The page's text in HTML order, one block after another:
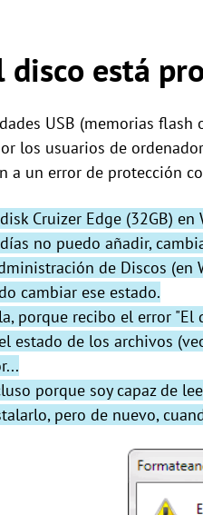
disco está
USB (memorias
los usuarios de
a un error de protección
Cruizer Edge (32GB)
no puedo añadir,
de Discos (en
cambiar ese estado.
porque recibo el error
estado de los archivos
porque soy capaz de
pero de nuevo,